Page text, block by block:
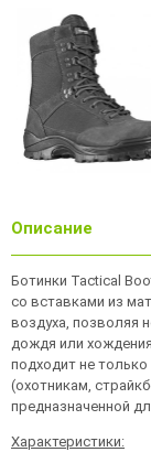
Описание
Ботинки Tactical
со вставками из
воздуха, позволяя
дождя или
подходит не
(охотникам,
предназначенной
Характеристики: